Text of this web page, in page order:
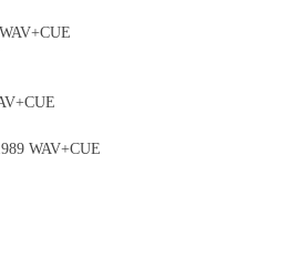
WAV+CUE